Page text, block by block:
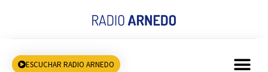
ESCUCHAR RADIO ARNEDO